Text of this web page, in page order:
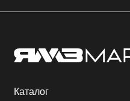
Каталог